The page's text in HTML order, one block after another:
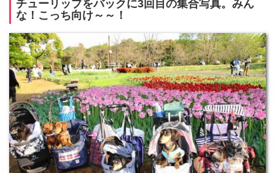
チューリップをバックに3回目の集合写真。みん
な！こっち向け～～！